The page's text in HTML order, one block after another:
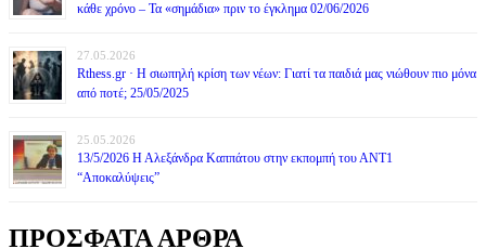
κάθε χρόνο – Τα «σημάδια» πριν το έγκλημα 02/06/2026
27.05.2026
Rthess.gr · Η σιωπηλή κρίση των νέων: Γιατί τα παιδιά μας νιώθουν πιο μόνα
από ποτέ; 25/05/2025
25.05.2026
13/5/2026 Η Αλεξάνδρα Καππάτου στην εκπομπή του ΑΝΤ1
“Αποκαλύψεις”
ΠΡΟΣΦΑΤΑ ΑΡΘΡΑ